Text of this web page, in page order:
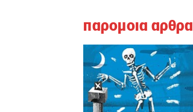
παρομοια αρθρα